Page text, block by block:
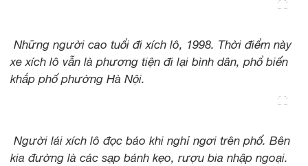
Những người cao tuổi đi xích lô, 1998. Thời điểm này
xe xích lô vẫn là phương tiện đi lại bình dân, phổ biến
khắp phố phường Hà Nội.
Người lái xích lô đọc báo khi nghỉ ngơi trên phố. Bên
kia đường là các sạp bánh kẹo, rượu bia nhập ngoại.